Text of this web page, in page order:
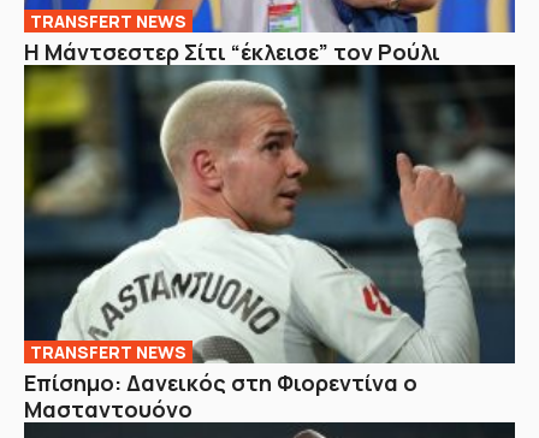
TRANSFERT NEWS
Η Μάντσεστερ Σίτι “έκλεισε” τον Ρούλι
TRANSFERT NEWS
Επίσημο: Δανεικός στη Φιορεντίνα ο
Μασταντουόνο